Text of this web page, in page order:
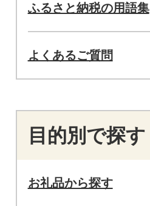
ふるさと納税の用語集
よくあるご質問
目的別で探す
お礼品から探す